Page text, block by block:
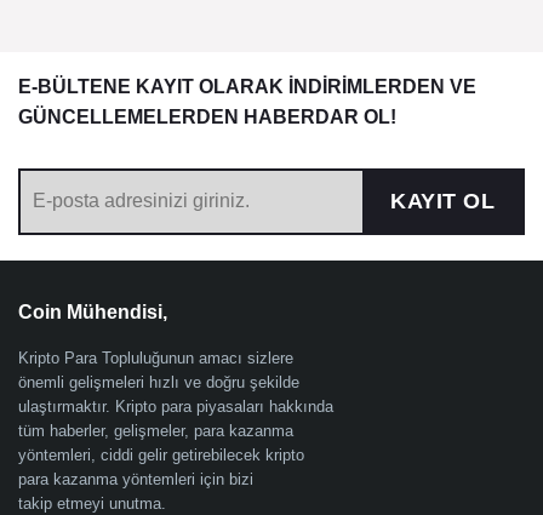
E-BÜLTENE KAYIT OLARAK İNDİRİMLERDEN VE
GÜNCELLEMELERDEN HABERDAR OL!
KAYIT OL
Coin Mühendisi,
Kripto Para Topluluğunun amacı sizlere
önemli gelişmeleri hızlı ve doğru şekilde
ulaştırmaktır. Kripto para piyasaları hakkında
tüm haberler, gelişmeler, para kazanma
yöntemleri, ciddi gelir getirebilecek kripto
para kazanma yöntemleri için bizi
takip etmeyi unutma.